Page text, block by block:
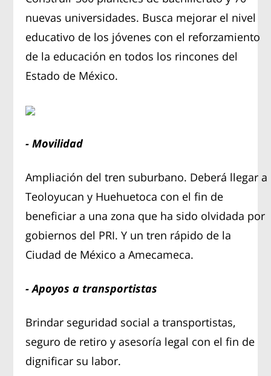
nuevas universidades. Busca mejorar el nivel
educativo de los jóvenes con el reforzamiento
de la educación en todos los rincones del
Estado de México.
- Movilidad
Ampliación del tren suburbano. Deberá llegar a
Teoloyucan y Huehuetoca con el fin de
beneficiar a una zona que ha sido olvidada por
gobiernos del PRI. Y un tren rápido de la
Ciudad de México a Amecameca.
- Apoyos a transportistas
Brindar seguridad social a transportistas,
seguro de retiro y asesoría legal con el fin de
dignificar su labor.